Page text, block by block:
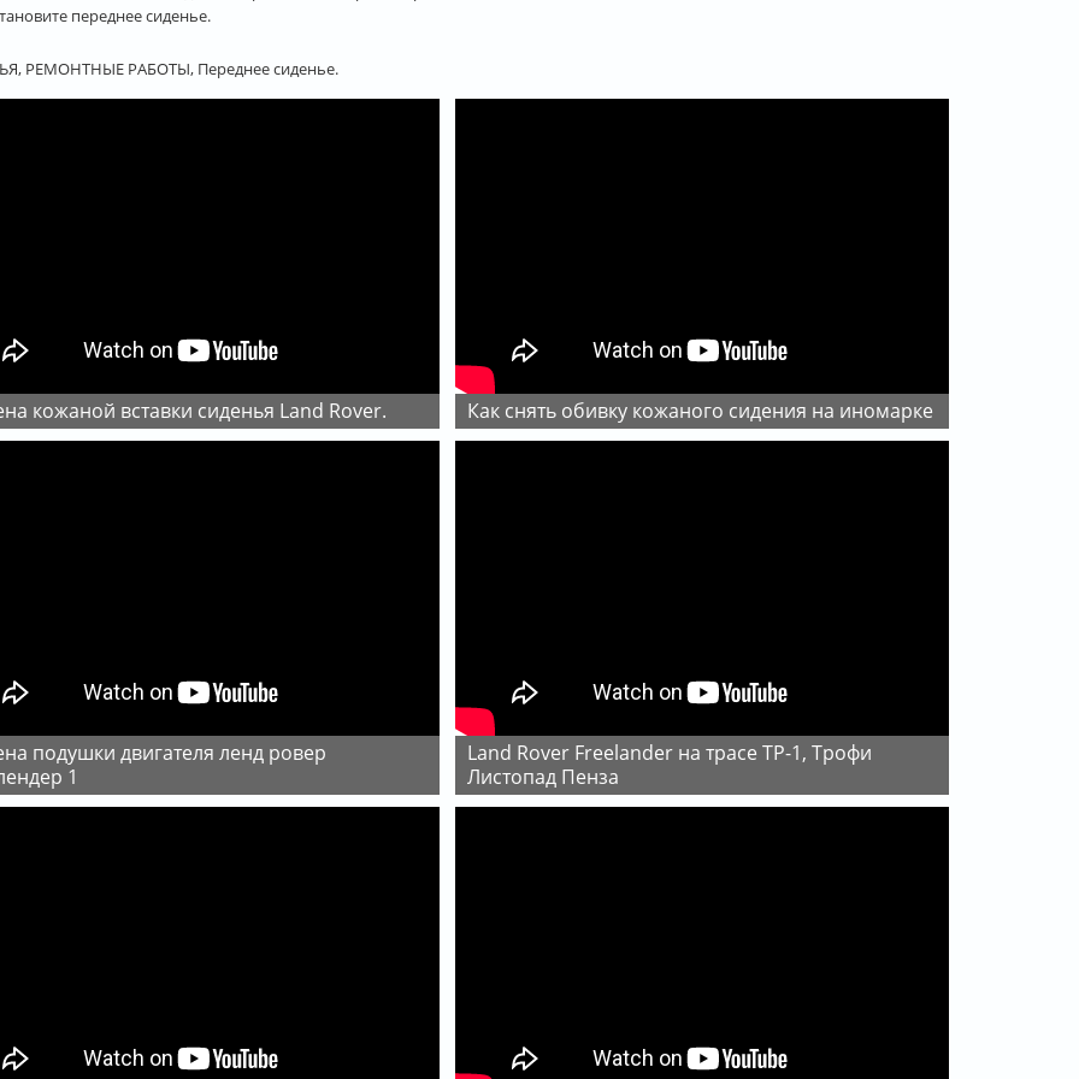
переднее сиденье.
РЕМОНТНЫЕ РАБОТЫ, Переднее сиденье.
кожаной вставки сиденья Land Rover. Как снять обивку кожаного сидения на иномарке
1
Land Rover Freelander на трасе ТР-1, Трофи
Листопад Пенза